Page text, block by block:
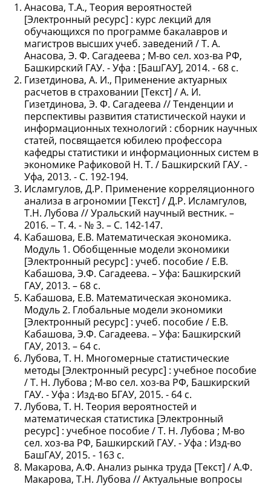
Анасова, Т.А., Теория вероятностей
[Электронный ресурс] : курс лекций для
обучающихся по программе бакалавров и
магистров высших учеб. заведений / Т. А.
Анасова, Э. Ф. Сагадеева ; М-во сел. хоз-ва РФ,
Башкирский ГАУ. - Уфа : [БашГАУ], 2014. - 68 с.
Гизетдинова, А. И., Применение актуарных
расчетов в страховании [Текст] / А. И.
Гизетдинова, Э. Ф. Сагадеева // Тенденции и
перспективы развития статистической науки и
информационных технологий : сборник научных
статей, посвящается юбилею профессора
кафедры статистики и информационных систем в
экономике Рафиковой Н. Т. / Башкирский ГАУ. -
Уфа, 2013. - С. 192-194.
Исламгулов, Д.Р. Применение корреляционного
анализа в агрономии [Текст] / Д.Р. Исламгулов,
Т.Н. Лубова // Уральский научный вестник. –
2016. – Т. 4. - № 3. – С. 142-147.
Кабашова, Е.В. Математическая экономика.
Модуль 1. Обобщенные модели экономики
[Электронный ресурс] : учеб. пособие / Е.В.
Кабашова, Э.Ф. Сагадеева. – Уфа: Башкирский
ГАУ, 2013. – 68 с.
Кабашова, Е.В. Математическая экономика.
Модуль 2. Глобальные модели экономики
[Электронный ресурс] : учеб. пособие / Е.В.
Кабашова, Э.Ф. Сагадеева. – Уфа: Башкирский
ГАУ, 2013. – 64 с.
Лубова, Т. Н. Многомерные статистические
методы [Электронный ресурс] : учебное пособие
/ Т. Н. Лубова ; М-во сел. хоз-ва РФ, Башкирский
ГАУ. - Уфа : Изд-во БГАУ, 2015. - 64 с.
Лубова, Т. Н. Теория вероятностей и
математическая статистика [Электронный
ресурс] : учебное пособие / Т. Н. Лубова ; М-во
сел. хоз-ва РФ, Башкирский ГАУ. - Уфа : Изд-во
БашГАУ, 2015. - 163 с.
Макарова, А.Ф. Анализ рынка труда [Текст] / А.Ф.
Макарова, Т.Н. Лубова // Актуальные вопросы